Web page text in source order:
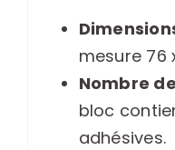
6
blocs
mesure 76
Nombre
bloc
adhésives.